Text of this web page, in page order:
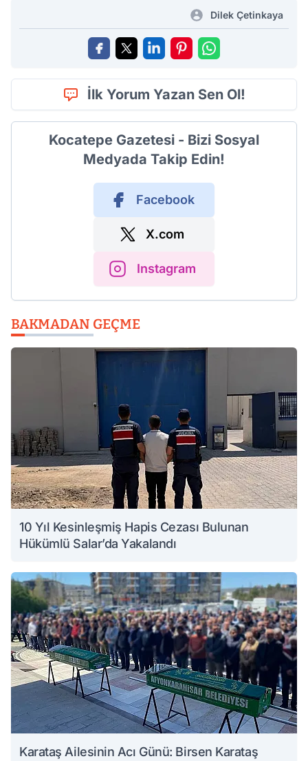
Dilek Çetinkaya
İlk Yorum Yazan Sen Ol!
Kocatepe Gazetesi - Bizi Sosyal
Medyada Takip Edin!
Facebook
X.com
Instagram
BAKMADAN GEÇME
10 Yıl Kesinleşmiş Hapis Cezası Bulunan
Hükümlü Salar’da Yakalandı
Karataş Ailesinin Acı Günü: Birsen Karataş